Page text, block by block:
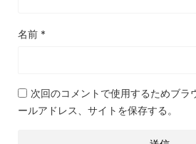
名前 *
次回のコメントで使用するためブラ
ールアドレス、サイトを保存する。